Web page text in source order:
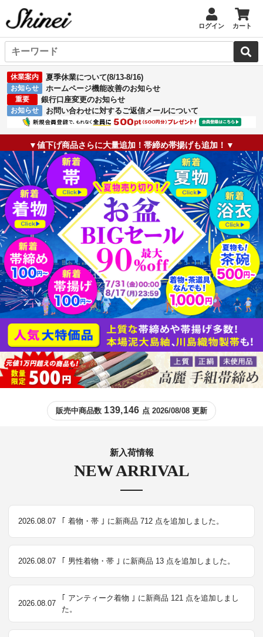
ログイン カート
休業案内 夏季休業について(8/13-8/16)
お知らせ ホームページ機能改善のお知らせ
重要 銀行口座変更のお知らせ
お知らせ お問い合わせに対するご返信メールについて
▼値下げ商品さらに大量追加！帯締め帯揚げも追加！▼
販売中商品数 139,146 点 2026/08/08 更新
NEW ARRIVAL
新入荷情報
2026.08.07 ｢ 着物・帯 ｣ に新商品 712 点を追加しました。
2026.08.07 ｢ 男性着物・帯 ｣ に新商品 13 点を追加しました。
2026.08.07
｢ アンティーク着物 ｣ に新商品 121 点を追加しまし
た。